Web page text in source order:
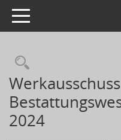
Toggle navigation
2024